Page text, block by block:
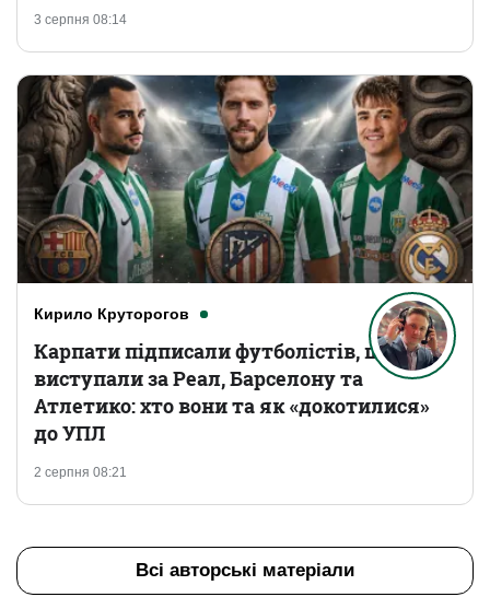
3 серпня 08:14
Кирило Круторогов
2 серпня 08:21
Карпати підписали футболістів, що
виступали за Реал, Барселону та
Атлетико: хто вони та як «докотилися»
до УПЛ
Всі авторські матеріали